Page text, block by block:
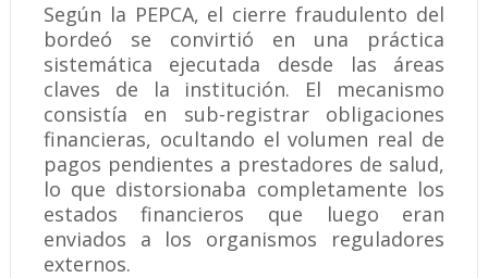
Según la PEPCA, el cierre fraudulento del
bordeó se convirtió en una práctica
sistemática ejecutada desde las áreas
claves de la institución. El mecanismo
consistía en sub-registrar obligaciones
financieras, ocultando el volumen real de
pagos pendientes a prestadores de salud,
lo que distorsionaba completamente los
estados financieros que luego eran
enviados a los organismos reguladores
externos.